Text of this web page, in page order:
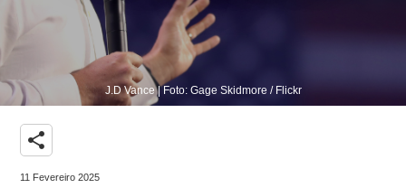
J.D Vance | Foto: Gage Skidmore / Flickr
share
11 Fevereiro 2025